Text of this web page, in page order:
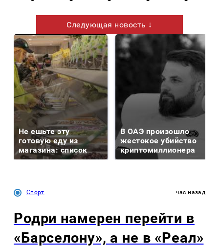
Следующая новость ↓
Не ешьте эту
готовую еду из
магазина: список
В ОАЭ произошло
жестокое убийство
криптомиллионера
Спорт час назад
Родри намерен перейти в
«Барселону», а не в «Реал»